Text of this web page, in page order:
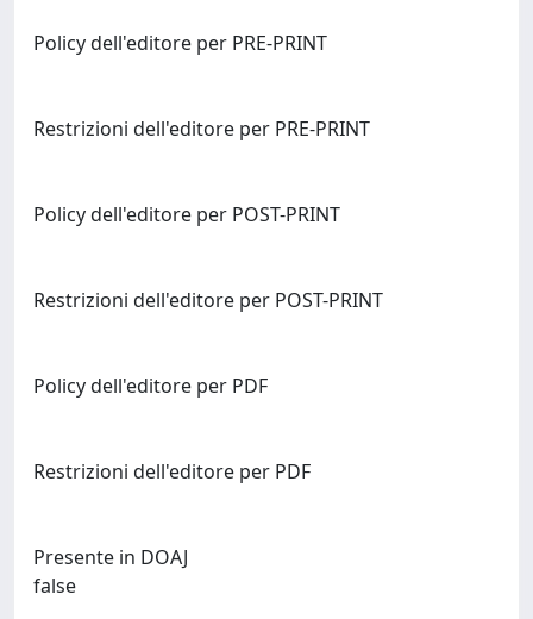
Policy dell'editore per PRE-PRINT
Restrizioni dell'editore per PRE-PRINT
Policy dell'editore per POST-PRINT
Restrizioni dell'editore per POST-PRINT
Policy dell'editore per PDF
Restrizioni dell'editore per PDF
Presente in DOAJ